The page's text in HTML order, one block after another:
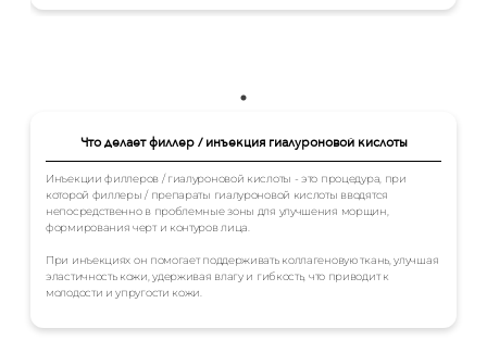
Что делает филлер / инъекция гиалуроновой кислоты
Инъекции филлеров / гиалуроновой кислоты - это процедура, при
которой филлеры / препараты гиалуроновой кислоты вводятся
непосредственно в проблемные зоны для улучшения морщин,
формирования черт и контуров лица.
При инъекциях он помогает поддерживать коллагеновую ткань, улучшая
эластичность кожи, удерживая влагу и гибкость, что приводит к
молодости и упругости кожи.